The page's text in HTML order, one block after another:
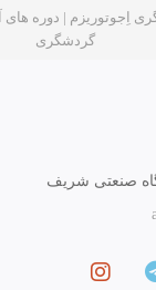
اِجوتوریزم | دوره های
گردشگری
صنعتی شریف